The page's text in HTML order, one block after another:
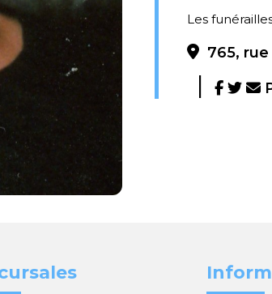
Les
765,